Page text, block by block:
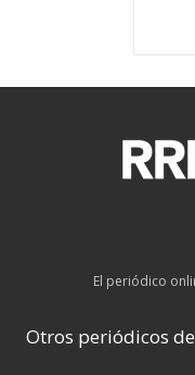
El periódico
Otros periódicos